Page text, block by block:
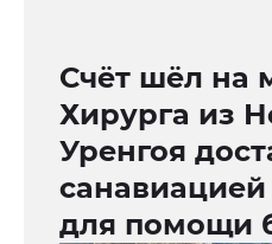
Счёт шёл на
Хирурга из
Уренгоя
для помощи